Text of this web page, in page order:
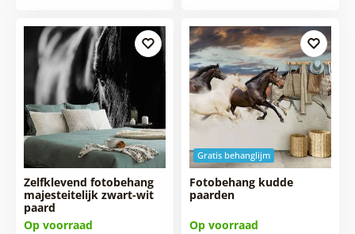
Zelfklevend fotobehang
majesteitelijk zwart-wit
paard
Op voorraad
Gratis behanglijm
Fotobehang kudde
paarden
Op voorraad